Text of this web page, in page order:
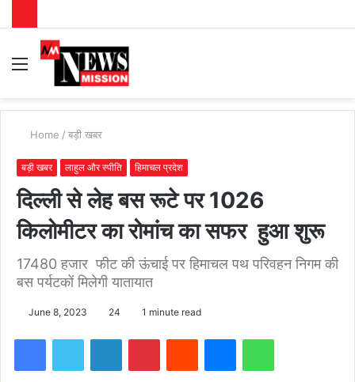
Menu
Home / बड़ी खबर
बड़ी खबर लाहुल और स्पीति हिमाचल प्रदेश
दिल्ली से लेह बस रूटे पर 1026
किलोमीटर का रोमांच का सफर हुआ शुरू
17480 हजार फीट की ऊंचाई पर हिमाचल पथ परिवहन निगम की
बस पर्यटकों मिलेगी यातायात
June 8, 2023 24 1 minute read